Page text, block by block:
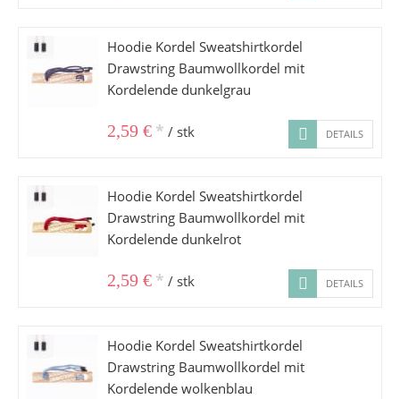
Hoodie Kordel Sweatshirtkordel
Drawstring Baumwollkordel mit
Kordelende dunkelgrau
2,59 € * / stk DETAILS
Hoodie Kordel Sweatshirtkordel
Drawstring Baumwollkordel mit
Kordelende dunkelrot
2,59 € * / stk DETAILS
Hoodie Kordel Sweatshirtkordel
Drawstring Baumwollkordel mit
Kordelende wolkenblau